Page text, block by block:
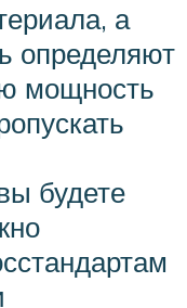
а
определяют
мощность
будете